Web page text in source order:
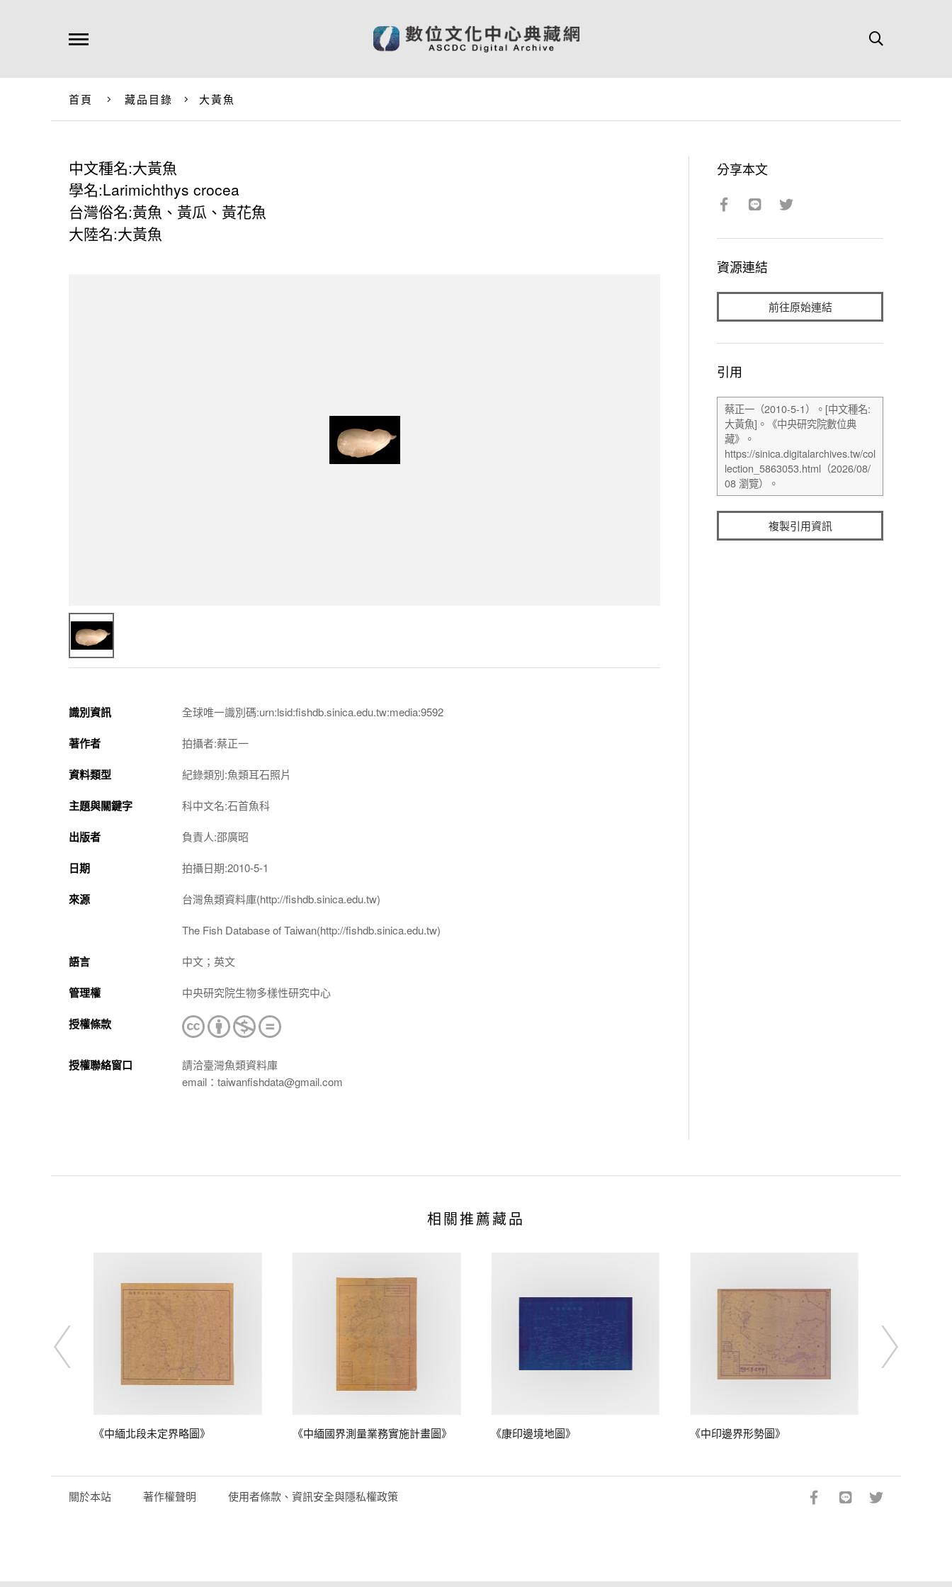
首頁 藏品目錄 大黃魚
中文種名:大黃魚
學名:Larimichthys crocea
台灣俗名:黃魚、黃瓜、黃花魚
大陸名:大黃魚
識別資訊 全球唯一識別碼:urn:lsid:fishdb.sinica.edu.tw:media:9592
著作者 拍攝者:蔡正一
資料類型 紀錄類別:魚類耳石照片
主題與關鍵字 科中文名:石首魚科
出版者 負責人:邵廣昭
日期 拍攝日期:2010-5-1
來源 台灣魚類資料庫(http://fishdb.sinica.edu.tw)
The Fish Database of Taiwan(http://fishdb.sinica.edu.tw)
語言 中文；英文
管理權 中央研究院生物多樣性研究中心
授權條款
授權聯絡窗口
請洽臺灣魚類資料庫
email：taiwanfishdata@gmail.com
分享本文
資源連結
前往原始連結
引用
複製引用資訊
相關推薦藏品
《中緬北段未定界略圖》 《中緬國界測量業務實施計畫圖》 《康印邊境地圖》 《中印邊界形勢圖》
關於本站 著作權聲明 使用者條款、資訊安全與隱私權政策